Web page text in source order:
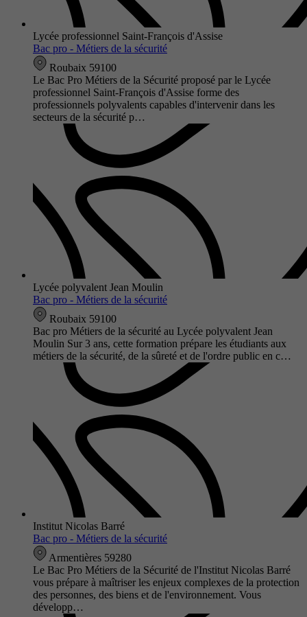
Lycée professionnel Saint-François d'Assise
Bac pro - Métiers de la sécurité
Roubaix 59100
Le Bac Pro Métiers de la Sécurité proposé par le Lycée
professionnel Saint-François d'Assise forme des
professionnels polyvalents capables d'intervenir dans les
secteurs de la sécurité p…
Lycée polyvalent Jean Moulin
Bac pro - Métiers de la sécurité
Roubaix 59100
Bac pro Métiers de la sécurité au Lycée polyvalent Jean
Moulin Sur 3 ans, cette formation prépare les étudiants aux
métiers de la sécurité, de la sûreté et de l'ordre public en c…
Institut Nicolas Barré
Bac pro - Métiers de la sécurité
Armentières 59280
Le Bac Pro Métiers de la Sécurité de l'Institut Nicolas Barré
vous prépare à maîtriser les enjeux complexes de la protection
des personnes, des biens et de l'environnement. Vous
développ…